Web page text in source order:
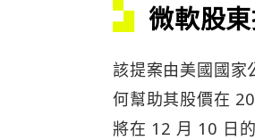
微軟股
該提案由美國國家
何幫助其股價在
將在 12 月 10 日